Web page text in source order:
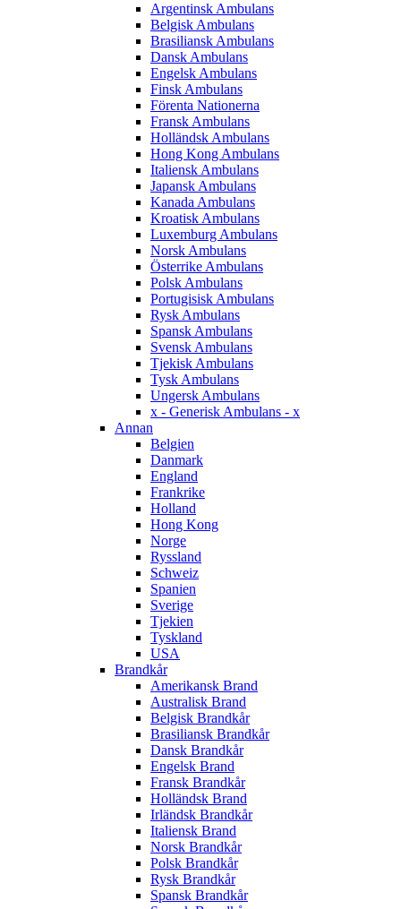
Argentinsk Ambulans
Belgisk Ambulans
Brasiliansk Ambulans
Dansk Ambulans
Engelsk Ambulans
Finsk Ambulans
Förenta Nationerna
Fransk Ambulans
Holländsk Ambulans
Hong Kong Ambulans
Italiensk Ambulans
Japansk Ambulans
Kanada Ambulans
Kroatisk Ambulans
Luxemburg Ambulans
Norsk Ambulans
Österrike Ambulans
Polsk Ambulans
Portugisisk Ambulans
Rysk Ambulans
Spansk Ambulans
Svensk Ambulans
Tjekisk Ambulans
Tysk Ambulans
Ungersk Ambulans
x - Generisk Ambulans - x
Annan
Belgien
Danmark
England
Frankrike
Holland
Hong Kong
Norge
Ryssland
Schweiz
Spanien
Sverige
Tjekien
Tyskland
USA
Brandkår
Amerikansk Brand
Australisk Brand
Belgisk Brandkår
Brasiliansk Brandkår
Dansk Brandkår
Engelsk Brand
Fransk Brandkår
Holländsk Brand
Irländsk Brandkår
Italiensk Brand
Norsk Brandkår
Polsk Brandkår
Rysk Brandkår
Spansk Brandkår